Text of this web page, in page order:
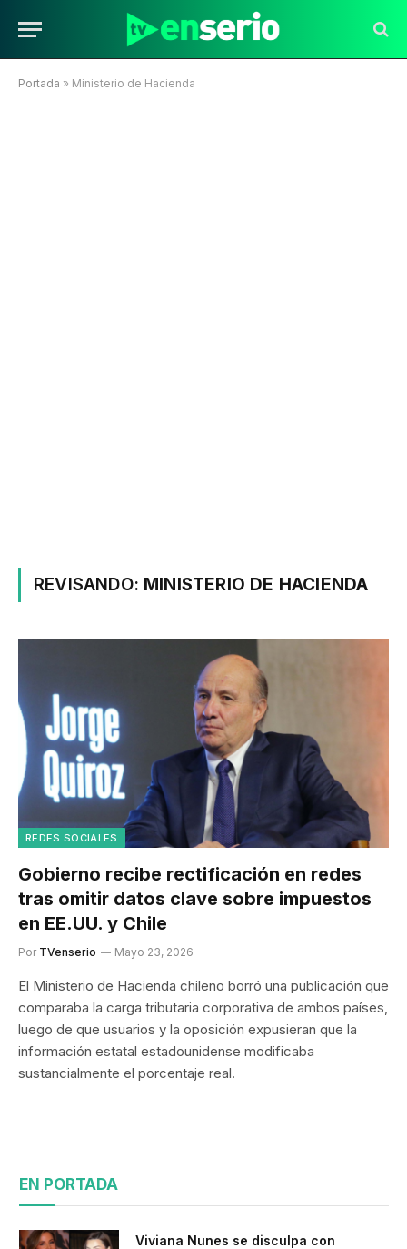
Portada » Ministerio de Hacienda
REVISANDO: MINISTERIO DE HACIENDA
REDES SOCIALES
Gobierno recibe rectificación en redes
tras omitir datos clave sobre impuestos
en EE.UU. y Chile
Por TVenserio Mayo 23, 2026
El Ministerio de Hacienda chileno borró una publicación que
comparaba la carga tributaria corporativa de ambos países,
luego de que usuarios y la oposición expusieran que la
información estatal estadounidense modificaba
sustancialmente el porcentaje real.
EN PORTADA
Viviana Nunes se disculpa con